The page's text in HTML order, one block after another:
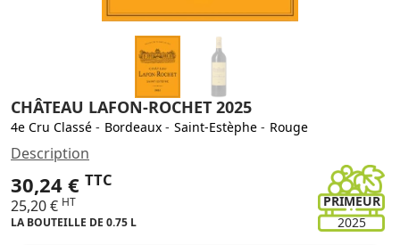
CHÂTEAU LAFON-ROCHET 2025
4e Cru Classé - Bordeaux - Saint-Estèphe - Rouge
PRIMEUR
2025
Description
30,24 € TTC
25,20 € HT
LA BOUTEILLE DE 0.75 L